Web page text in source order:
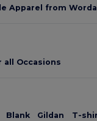
Apparel from
all Occasions
Blank Gildan T-